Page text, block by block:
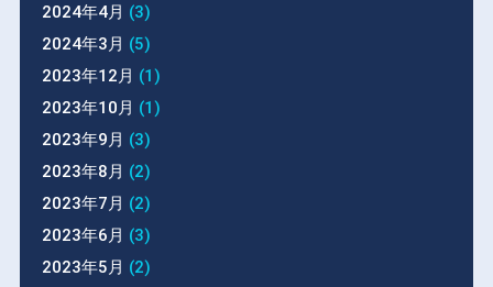
2024年4月 (3)
2024年3月 (5)
2023年12月 (1)
2023年10月 (1)
2023年9月 (3)
2023年8月 (2)
2023年7月 (2)
2023年6月 (3)
2023年5月 (2)